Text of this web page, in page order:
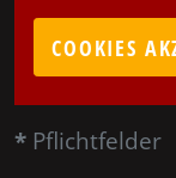
COOKIES
* Pflichtfelder